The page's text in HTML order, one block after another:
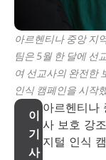
아르헨티나 중앙 지
팀은 5월 한 달에 선
여 선교사의 완전한
인식 캠페인을 시작
이
기
사
아르헨티나
사 보호 강
지털 인식